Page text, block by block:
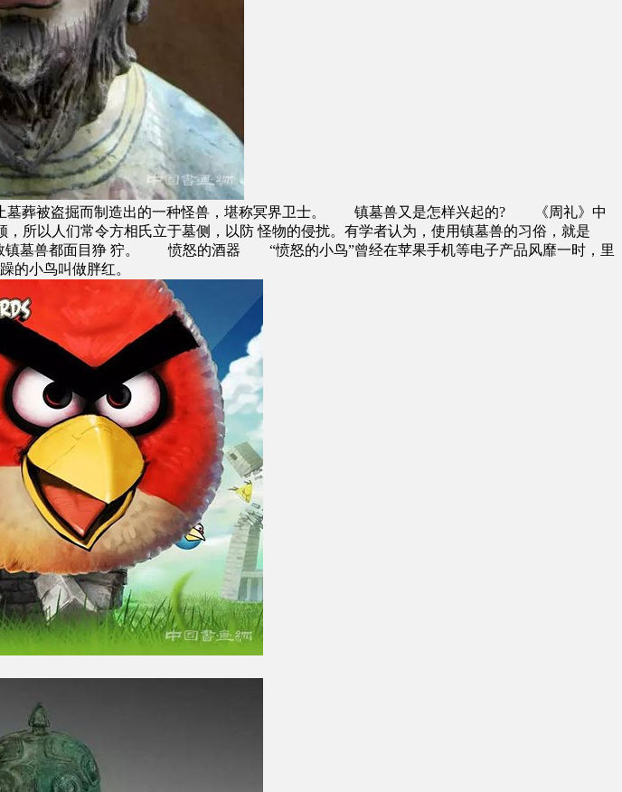
墓葬被盗掘而制造出的一种怪兽，堪称冥界卫士。 镇墓兽又是怎样兴起的? 《周礼》中
所以人们常令方相氏立于墓侧，以防 怪物的侵扰。有学者认为，使用镇墓兽的习俗，就是
镇墓兽都面目狰 狞。 愤怒的酒器 “愤怒的小鸟”曾经在苹果手机等电子产品风靡一时，里
的小鸟叫做胖红。